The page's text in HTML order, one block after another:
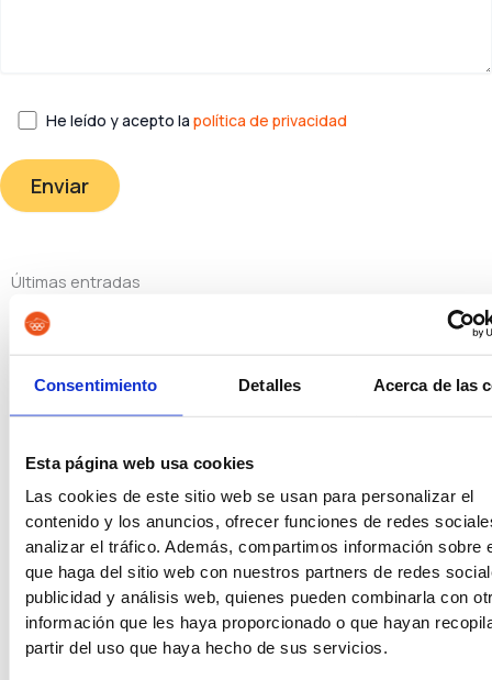
Consentimiento Detalles Acerca de las
Esta página web usa cookies
Las cookies de este sitio web se usan para personalizar el
contenido y los anuncios, ofrecer funciones de redes
analizar el tráfico. Además, compartimos información sobre
que haga del sitio web con nuestros partners de redes
publicidad y análisis web, quienes pueden combinarla con
información que les haya proporcionado o que hayan
partir del uso que haya hecho de sus servicios.
He leído y acepto la política de privacidad
Últimas entradas
Auxilio Judicial, Tramitación o Gestión: cuál elegir
Leer más »
Mejores oposiciones con ESO en 2026
Leer más »
15/07/2026
Funcionario de prisiones: funciones reales, horarios y sueldo